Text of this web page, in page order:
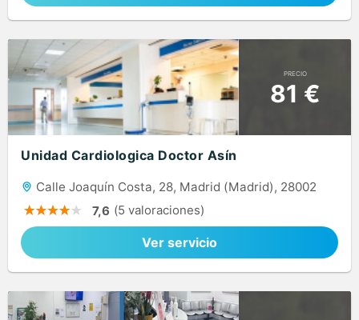
PRECIO
81 €
Unidad Cardiologica Doctor Asín
Calle Joaquín Costa, 28, Madrid (Madrid), 28002
7,6 (5 valoraciones)
Ver servicio